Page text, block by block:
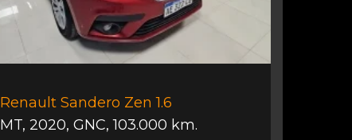
Renault Sandero Zen 1.6
MT, 2020, GNC,103.000 km.